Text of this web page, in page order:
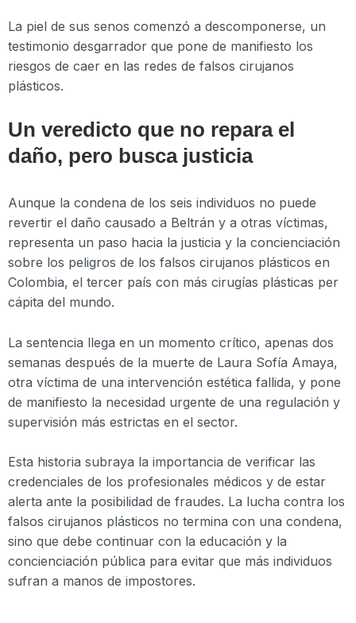
La piel de sus senos comenzó a descomponerse, un
testimonio desgarrador que pone de manifiesto los
riesgos de caer en las redes de falsos cirujanos
plásticos.
Un veredicto que no repara el
daño, pero busca justicia
Aunque la condena de los seis individuos no puede
revertir el daño causado a Beltrán y a otras víctimas,
representa un paso hacia la justicia y la concienciación
sobre los peligros de los falsos cirujanos plásticos en
Colombia, el tercer país con más cirugías plásticas per
cápita del mundo.
La sentencia llega en un momento crítico, apenas dos
semanas después de la muerte de Laura Sofía Amaya,
otra víctima de una intervención estética fallida, y pone
de manifiesto la necesidad urgente de una regulación y
supervisión más estrictas en el sector.
Esta historia subraya la importancia de verificar las
credenciales de los profesionales médicos y de estar
alerta ante la posibilidad de fraudes. La lucha contra los
falsos cirujanos plásticos no termina con una condena,
sino que debe continuar con la educación y la
concienciación pública para evitar que más individuos
sufran a manos de impostores.